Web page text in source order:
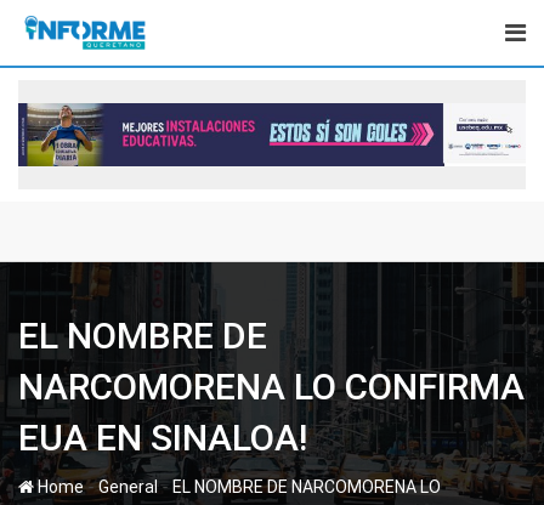
Skip
content
EL NOMBRE DE
NARCOMORENA LO CONFIRMA
EUA EN SINALOA!
Home-General- EL NOMBRE DE NARCOMORENA LO